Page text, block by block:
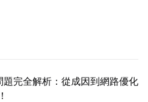
完全解析：從成因到網路優化